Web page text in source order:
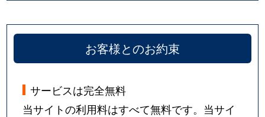
お客様とのお約束
サービスは完全無料
当サイトの利用料はすべて無料です。当サイ